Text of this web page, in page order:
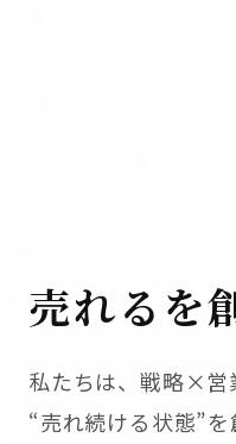
売れるを
私たちは、戦略×営
“売れ続ける状態”